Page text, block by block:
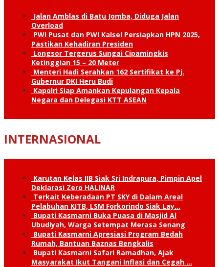
Jalan Amblas di Batu Jomba, Diduga Jalan
Overload
PWI Pusat dan PWI Kalsel Persiapkan HPN 2025,
Pastikan Kehadiran Presiden
Longsor Tergerus Sungai Cipamingkis
Ketinggian 15 – 20 Meter
Menteri Hadi Serahkan 162 Sertifikat ke Pj.
Gubernur DKI Heru Budi
Kapolri Siap Amankan Kepulangan Kepala
Negara dan Delegasi KTT ASEAN
INTERNASIONAL
Karutan Kelas IIB Siak Sri Indrapura, Pimpin Apel
Deklarasi Zero HALINAR
Terkait Keberadaan PT SKY di Dalam Areal
Pelabuhan KITB, LSM Forkorindo Siak Lay…
Bupati Kasmarni Buka Puasa di Masjid Al
Ubudiyah, Warga Setempat Merasa Senang
Bupati Kasmarni Apresiasi Program Bedah
Rumah, Bantuan Baznas Bengkalis
Bupati Kasmarni Safari Ramadhan, Ajak
Masyarakat Ikut Tangani Inflasi dan Cegah …